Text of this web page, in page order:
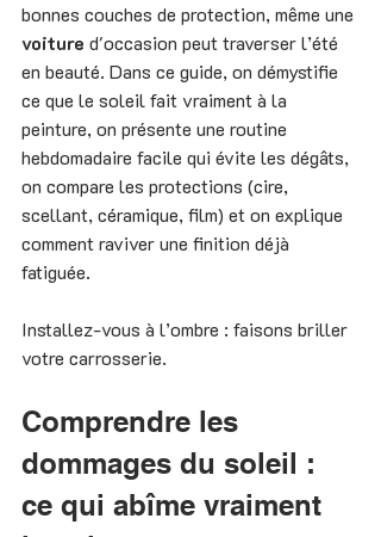
bonnes couches de protection, même une
voiture d'occasion peut traverser l’été
en beauté. Dans ce guide, on démystifie
ce que le soleil fait vraiment à la
peinture, on présente une routine
hebdomadaire facile qui évite les dégâts,
on compare les protections (cire,
scellant, céramique, film) et on explique
comment raviver une finition déjà
fatiguée.
Installez-vous à l’ombre : faisons briller
votre carrosserie.
Comprendre les
dommages du soleil :
ce qui abîme vraiment